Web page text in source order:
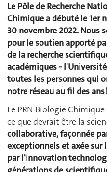
Le Pôle de Recherche
Chimique a débuté le 1er
30 novembre 2022. Nous
pour le soutien apporté
de la recherche
académiques -
toutes les personnes qui
notre réseau au fil des ans !
Le PRN Biologie
ce que devrait être la
collaborative, façonnée
exceptionnels et axée
par l'innovation